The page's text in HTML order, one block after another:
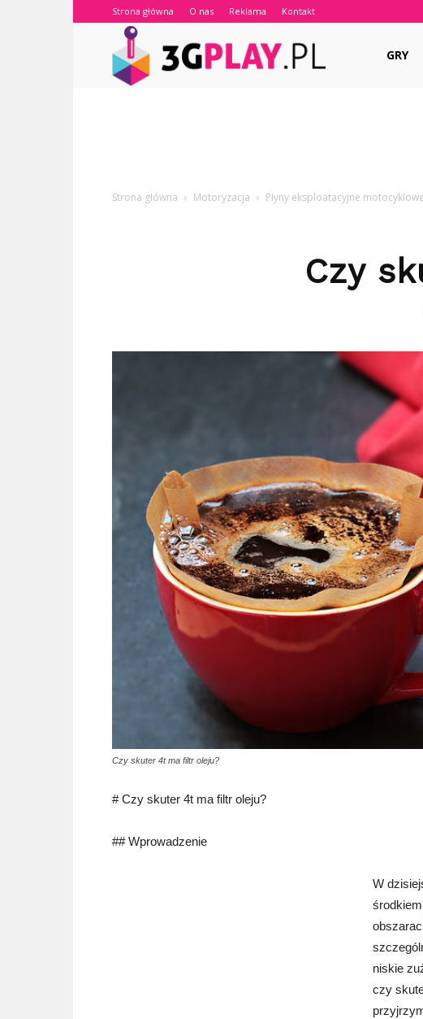
Strona główna O nas Reklama Kontakt
GRY
Strona główna Motoryzacja Płyny eksploatacyjne motocyklowe
Czy
Czy skuter 4t ma filtr oleju?
# Czy skuter 4t ma filtr oleju?
## Wprowadzenie
W
niskie
czy